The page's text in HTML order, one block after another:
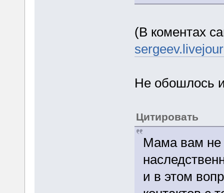
(В коментах
Не обошлось
Цитировать
Мама вам не
и в этом